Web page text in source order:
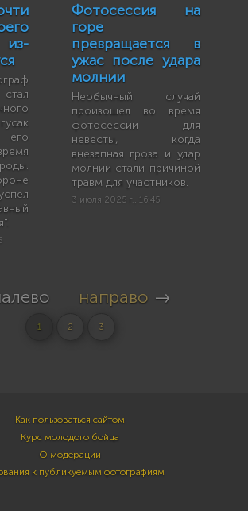
из-
его
Фотосессия на
горе
превращается в
ужас после удара
молнии
Необычный случай
произошел во время
фотосессии для
невесты, когда
внезапная гроза и удар
молнии стали причиной
травм для участников.
3 июля 2025 г., 16:45
направо →
1 2 3
Как пользоваться сайтом
Курс молодого бойца
О модерации
к публикуемым фотографиям